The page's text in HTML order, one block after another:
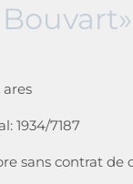
ares
1934/7187
sans contrat de